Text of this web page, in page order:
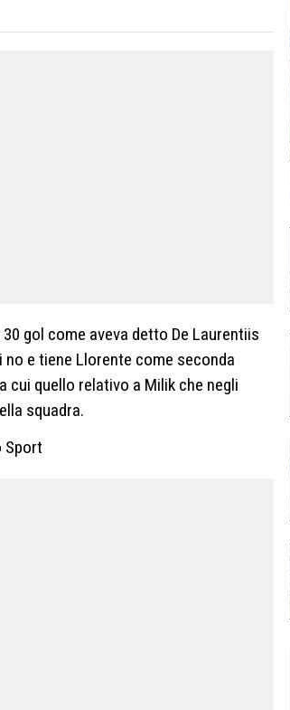
gol come aveva detto De Laurentiis
e tiene Llorente come seconda
quello relativo a Milik che negli
squadra.
Sport